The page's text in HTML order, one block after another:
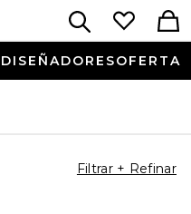
DISEÑADORESOFERTA
Filtrar + Refinar